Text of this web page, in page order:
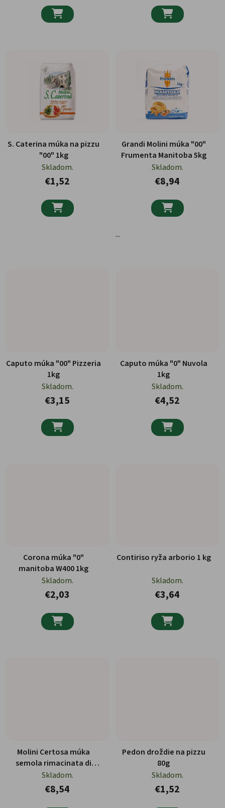
 
S. Caterina múka na pizzu
"00" 1kg
Skladom.
€1,52

Grandi Molini múka "00"
Frumenta Manitoba 5kg
Skladom.
€8,94

...
Caputo múka "00" Pizzeria
1kg
Skladom.
€3,15

Caputo múka "0" Nuvola
1kg
Skladom.
€4,52

Corona múka "0"
manitoba W400 1kg
Skladom.
€2,03

Contiriso ryža arborio 1 kg
Skladom.
€3,64

Molini Certosa múka
semola rimacinata di
grano duro 5kg
Skladom.
€8,54
Pedon droždie na pizzu
80g
Skladom.
€1,52